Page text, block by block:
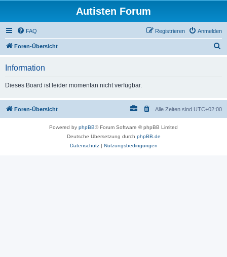
Autisten Forum
FAQ Anmelden
Registrieren
Foren-Übersicht
Information
Dieses Board ist leider momentan nicht verfügbar.
Foren-Übersicht Alle Zeiten sind UTC+02:00
Powered by phpBB® Forum Software © phpBB Limited
Deutsche Übersetzung durch phpBB.de
Datenschutz| Nutzungsbedingungen